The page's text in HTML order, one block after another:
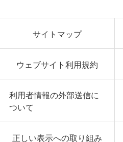
サイトマップ
ウェブサイト利用規約
利用者情報の外部送信に
ついて
正しい表示への取り組み